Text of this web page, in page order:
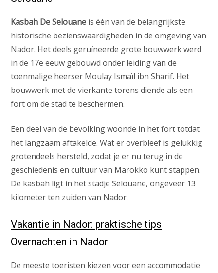
Kasbah De Selouane is één van de belangrijkste
historische bezienswaardigheden in de omgeving van
Nador. Het deels geruïneerde grote bouwwerk werd
in de 17e eeuw gebouwd onder leiding van de
toenmalige heerser Moulay Ismaïl ibn Sharif. Het
bouwwerk met de vierkante torens diende als een
fort om de stad te beschermen.
Een deel van de bevolking woonde in het fort totdat
het langzaam aftakelde. Wat er overbleef is gelukkig
grotendeels hersteld, zodat je er nu terug in de
geschiedenis en cultuur van Marokko kunt stappen.
De kasbah ligt in het stadje Selouane, ongeveer 13
kilometer ten zuiden van Nador.
Vakantie in Nador: praktische tips
Overnachten in Nador
De meeste toeristen kiezen voor een accommodatie